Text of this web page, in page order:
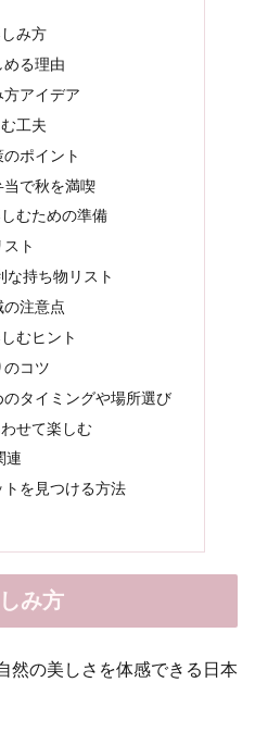
み方
る理由
アイデア
工夫
ポイント
で秋を満喫
むための準備
ト
な持ち物リスト
の注意点
むヒント
のコツ
タイミングや場所選び
せて楽しむ
連
を見つける方法
み方
然の美しさを体感できる日本